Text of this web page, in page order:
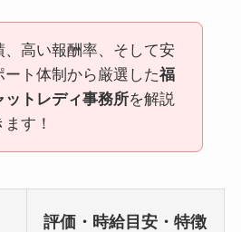
、高い報酬率、そして安
ート体制から厳選した福
ットレディ事務所を解説
す！
評価・時給目安・特徴